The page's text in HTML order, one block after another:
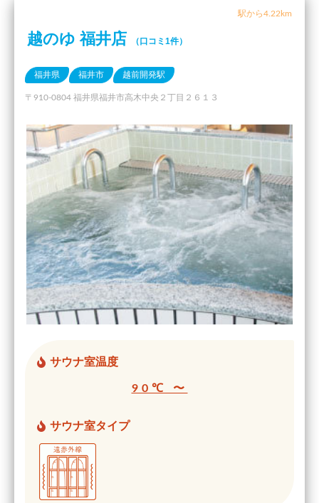
駅から4.22km
越のゆ 福井店 （口コミ1件）
福井県 福井市 越前開発駅
〒910-0804 福井県福井市高木中央２丁目２６１３
サウナ室温度
90℃ 〜
サウナ室タイプ